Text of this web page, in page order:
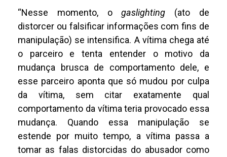
“Nesse momento, ogaslighting (ato de
distorcer ou falsificar informações com fins de
manipulação) se intensifica. A vítima chega até
o parceiro e tenta entender o motivo da
mudança brusca de comportamento dele, e
esse parceiro aponta que só mudou por culpa
da vítima, sem citar exatamente qual
comportamento da vítima teria provocado essa
mudança. Quando essa manipulação se
estende por muito tempo, a vítima passa a
tomar as falas distorcidas do abusador como